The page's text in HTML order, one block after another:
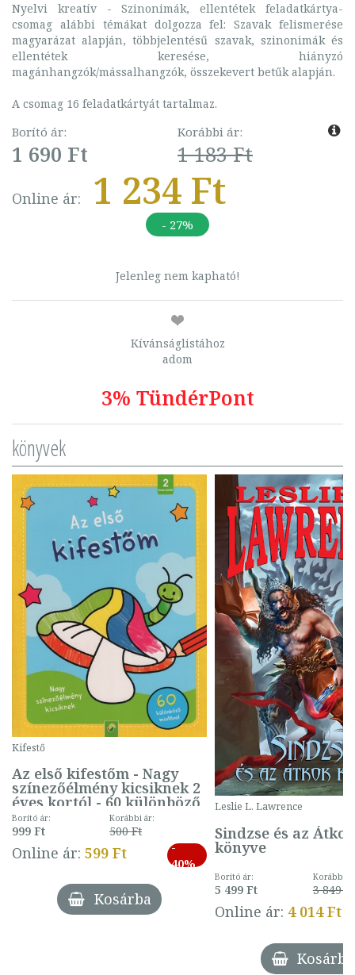
Nyelvi kreatív - Szinonimák, ellentétek feladatkártya-
csomag alábbi témákat dolgozza fel: Szavak felismerése
magyarázat alapján, többjelentésű szavak, szinonimák és
ellentétek keresése, hiányzó
magánhangzók/mássalhangzók, összekevert betűk alapján.
A csomag 16 feladatkártyát tartalmaz.
Borító ár:
1 690 Ft
Korábbi ár:
1 183 Ft
Online ár: 1 234 Ft
- 27%
Jelenleg nem kapható!
Kívánságlistához
adom
3% TündérPont
könyvek
Kifestő
Az első kifestőm - Nagy
színezőélmény kicsiknek 2
éves kortól - 60 különböző
mintával (gombás)
Borító ár:
999 Ft
Korábbi ár:
500 Ft
Online ár: 599 Ft
-
40%
Kosárba
Leslie L. Lawrence
Sindzse és az Átkok
könyve
Borító ár:
5 499 Ft
Korábbi
3 849 Ft
Online ár: 4 014 Ft
Kosárba